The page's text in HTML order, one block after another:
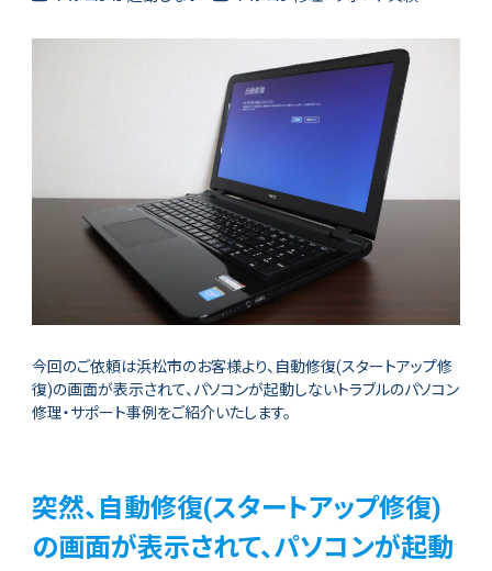
今回のご依頼は浜松市のお客様より、自動修復(スタートアップ修
復)の画面が表示されて、パソコンが起動しないトラブルのパソコン
修理・サポート事例をご紹介いたします。
突然、自動修復(スタートアップ修復)
の画面が表示されて、パソコンが起動